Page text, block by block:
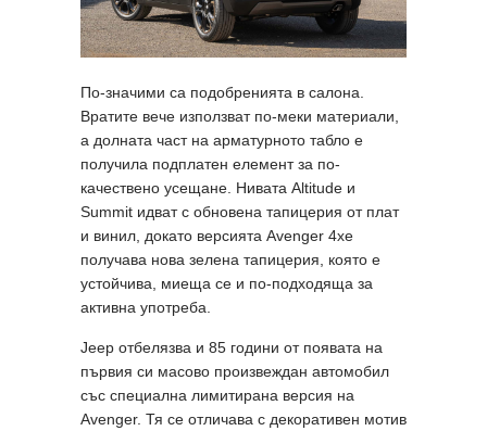
По-значими са подобренията в салона.
Вратите вече използват по-меки материали,
а долната част на арматурното табло е
получила подплатен елемент за по-
качествено усещане. Нивата Altitude и
Summit идват с обновена тапицерия от плат
и винил, докато версията Avenger 4xe
получава нова зелена тапицерия, която е
устойчива, миеща се и по-подходяща за
активна употреба.
Jeep отбелязва и 85 години от появата на
първия си масово произвеждан автомобил
със специална лимитирана версия на
Avenger. Тя се отличава с декоративен мотив